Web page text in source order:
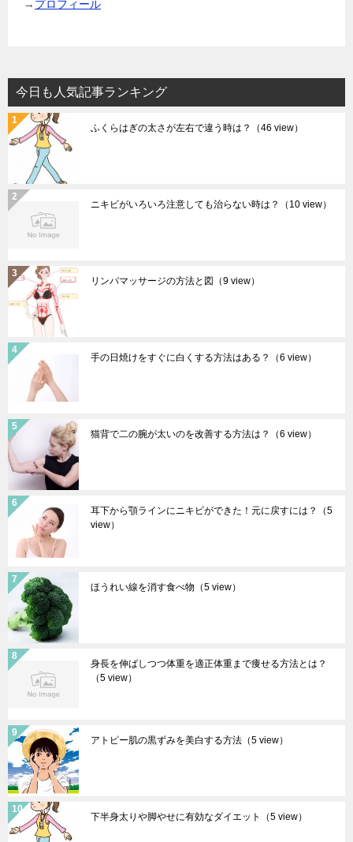
→ プロフィール
今日も人気記事ランキング
ふくらはぎの太さが左右で違う時は？ （46 view）
ニキビがいろいろ注意しても治らない時は？ （10 view）
リンパマッサージの方法と図 （9 view）
手の日焼けをすぐに白くする方法はある？ （6 view）
猫背で二の腕が太いのを改善する方法は？ （6 view）
耳下から顎ラインにニキビができた！元に戻すには？
（5
view）
ほうれい線を消す食べ物 （5 view）
身長を伸ばしつつ体重を適正体重まで痩せる方法とは？
（5 view）
アトピー肌の黒ずみを美白する方法 （5 view）
下半身太りや脚やせに有効なダイエット （5 view）